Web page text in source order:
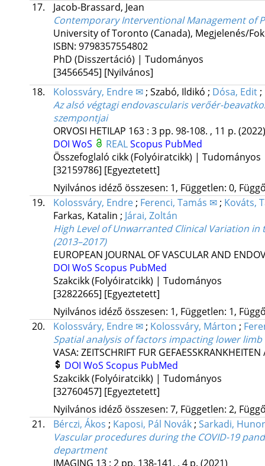
17.
Jacob-Brassard, Jean
Contemporary Interventional Management of
University of Toronto (Canada), Megjelenés/
ISBN: 9798357554802
PhD (Disszertáció) | Tudományos
[34566545] [Nyilvános]
18.
Kolossváry, Endre ✉; Szabó, Ildikó ; Dósa, Edit;
Az alsó végtagi endovascularis verőér-
szempontjai
ORVOSI HETILAP 163: 3 pp. 98-108. , 11 p. (2022)
DOI WoS REALScopus PubMed
Összefoglaló cikk (Folyóiratcikk) | Tudományos
[32159786] [Egyeztetett]
Nyilvános idéző összesen: 1, Független: 0,
19.
Kolossváry, Endre; Ferenci, Tamás ✉; Kováts,
Farkas, Katalin ; Járai, Zoltán
High Level of Unwarranted Clinical Variation
(2013–2017)
EUROPEAN JOURNAL OF VASCULAR AND
DOI WoS Scopus PubMed
Szakcikk (Folyóiratcikk) | Tudományos
[32822665] [Egyeztetett]
Nyilvános idéző összesen: 1, Független: 1,
20.
Kolossváry, Endre ✉; Kolossváry, Márton ;
Spatial analysis of factors impacting lower
VASA: ZEITSCHRIFT FUR
DOI WoS Scopus PubMed
Szakcikk (Folyóiratcikk) | Tudományos
[32760457] [Egyeztetett]
Nyilvános idéző összesen: 7, Független: 2,
21.
Bérczi, Ákos ; Kaposi, Pál Novák; Sarkadi, Hunor
Vascular procedures during the COVID-19
department
IMAGING 13: 2 pp. 138-141. , 4 p. (2021)